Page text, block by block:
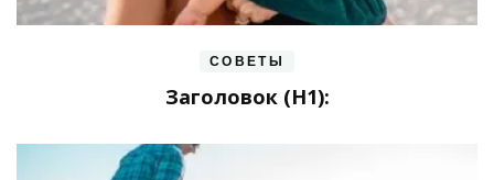
СОВЕТЫ
Заголовок (H1):